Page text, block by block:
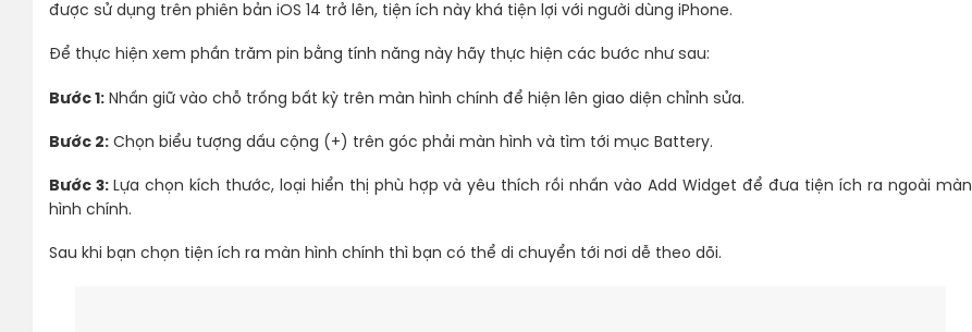
được sử dụng trên phiên bản iOS 14 trở lên, tiện ích này khá tiện lợi với người dùng iPhone.
Để thực hiện xem phần trăm pin bằng tính năng này hãy thực hiện các bước như sau:
Bước 1: Nhấn giữ vào chỗ trống bất kỳ trên màn hình chính để hiện lên giao diện chỉnh sửa.
Bước 2: Chọn biểu tượng dấu cộng (+) trên góc phải màn hình và tìm tới mục Battery.
Bước 3: Lựa chọn kích thước, loại hiển thị phù hợp và yêu thích rồi nhấn vào Add Widget để đưa tiện ích ra ngoài màn
hình chính.
Sau khi bạn chọn tiện ích ra màn hình chính thì bạn có thể di chuyển tới nơi dễ theo dõi.